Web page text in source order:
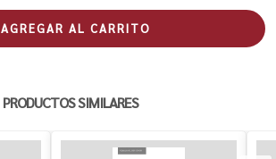
AGREGAR AL CARRITO
PRODUCTOS SIMILARES